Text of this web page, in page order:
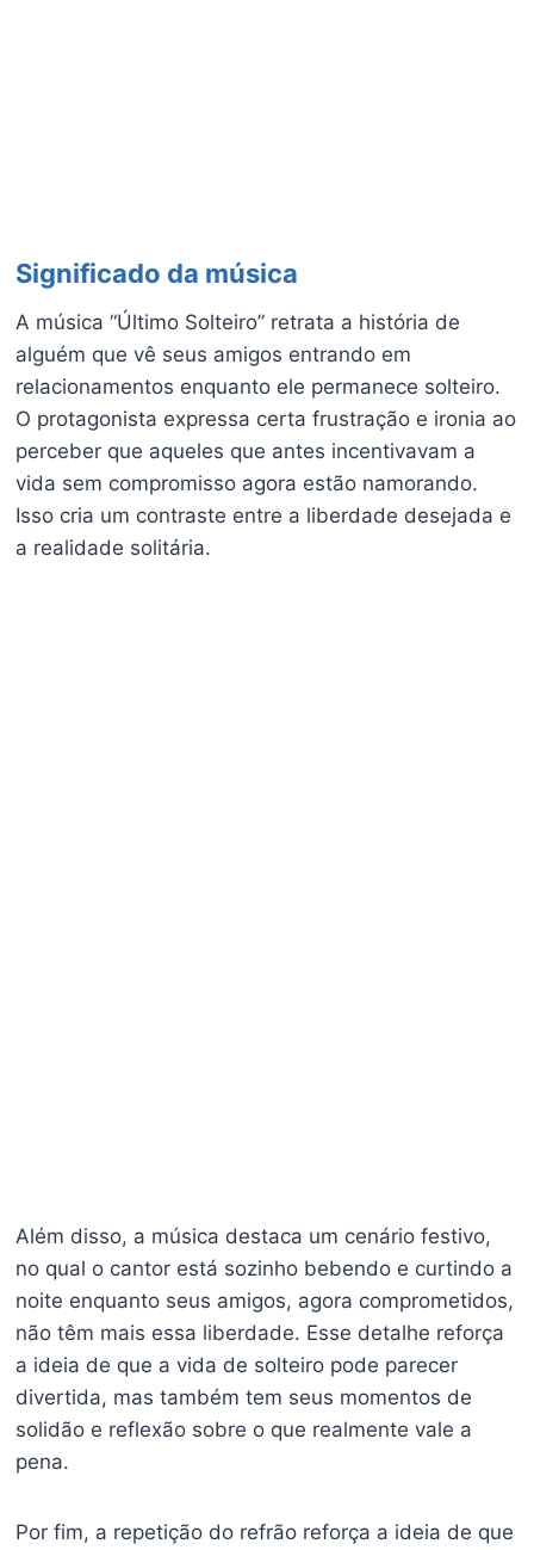
Significado da música
A música “Último Solteiro” retrata a história de
alguém que vê seus amigos entrando em
relacionamentos enquanto ele permanece solteiro.
O protagonista expressa certa frustração e ironia ao
perceber que aqueles que antes incentivavam a
vida sem compromisso agora estão namorando.
Isso cria um contraste entre a liberdade desejada e
a realidade solitária.
Além disso, a música destaca um cenário festivo,
no qual o cantor está sozinho bebendo e curtindo a
noite enquanto seus amigos, agora comprometidos,
não têm mais essa liberdade. Esse detalhe reforça
a ideia de que a vida de solteiro pode parecer
divertida, mas também tem seus momentos de
solidão e reflexão sobre o que realmente vale a
pena.
Por fim, a repetição do refrão reforça a ideia de que